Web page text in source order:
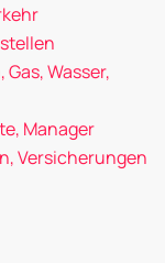
Wasser,
Manager
Versicherungen